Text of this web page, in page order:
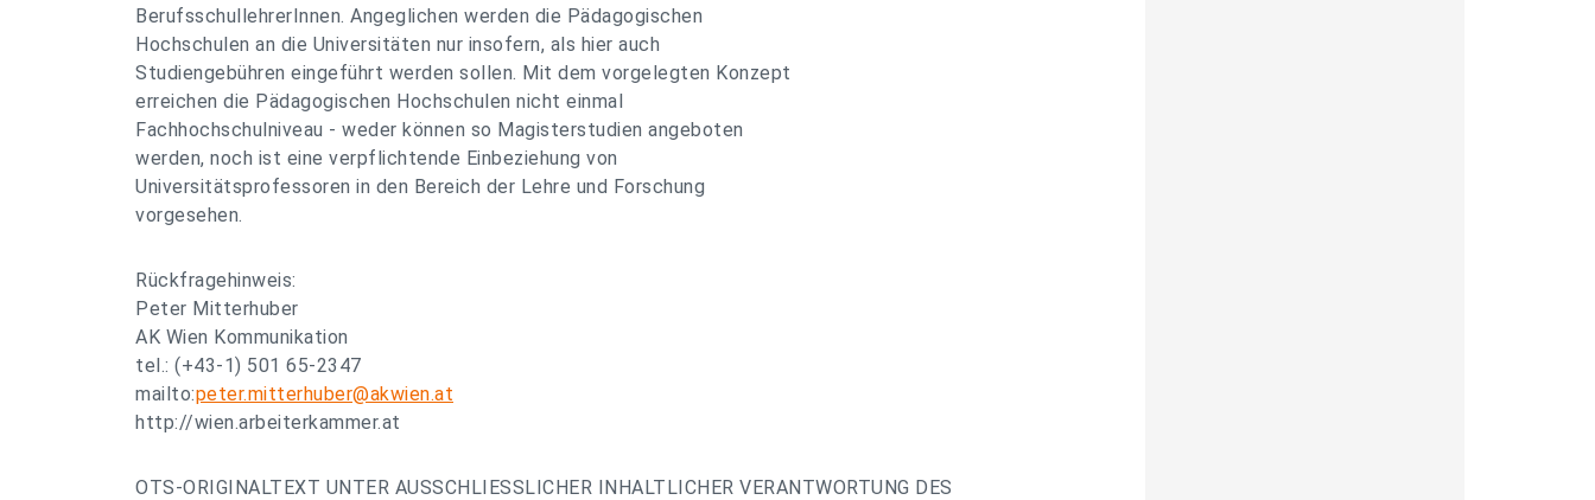
BerufsschullehrerInnen. Angeglichen werden die Pädagogischen
Hochschulen an die Universitäten nur insofern, als hier auch
Studiengebühren eingeführt werden sollen. Mit dem vorgelegten Konzept
erreichen die Pädagogischen Hochschulen nicht einmal
Fachhochschulniveau - weder können so Magisterstudien angeboten
werden, noch ist eine verpflichtende Einbeziehung von
Universitätsprofessoren in den Bereich der Lehre und Forschung
vorgesehen.
Rückfragehinweis:
Peter Mitterhuber
AK Wien Kommunikation
tel.: (+43-1) 501 65-2347
mailto:peter.mitterhuber@akwien.at
http://wien.arbeiterkammer.at
OTS-ORIGINALTEXT UNTER AUSSCHLIESSLICHER INHALTLICHER VERANTWORTUNG DES